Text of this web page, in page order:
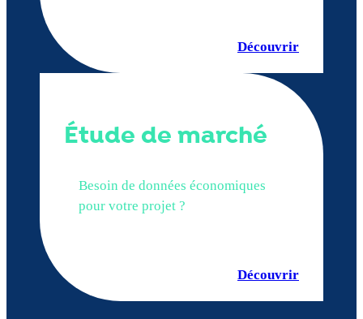
Découvrir
Étude de marché
Besoin de données économiques
pour votre projet ?
Découvrir